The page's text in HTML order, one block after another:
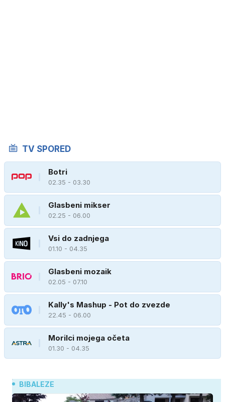
TV SPORED
Botri
02.35 - 03.30
Glasbeni mikser
02.25 - 06.00
Vsi do zadnjega
01.10 - 04.35
Glasbeni mozaik
02.05 - 07.10
Kally's Mashup - Pot do zvezde
22.45 - 06.00
Morilci mojega očeta
01.30 - 04.35
BIBALEZE